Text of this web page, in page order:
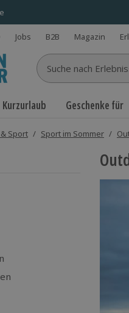
Jobs B2B Magazin
Suche nach
Kurzurlaub Geschenke für
Sport / Sport im Sommer /